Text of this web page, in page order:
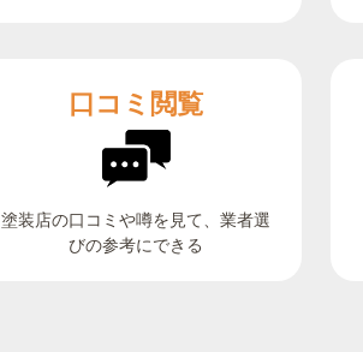
口コミ閲覧
塗装店の口コミや噂を見て、業者選
びの参考にできる